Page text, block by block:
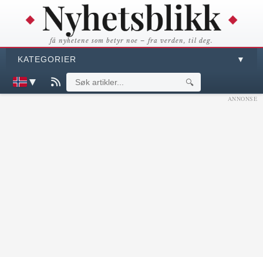
få nyhetene som betyr noe – fra verden, til deg.
KATEGORIER ▼
▼ 🔍
ANNONSE